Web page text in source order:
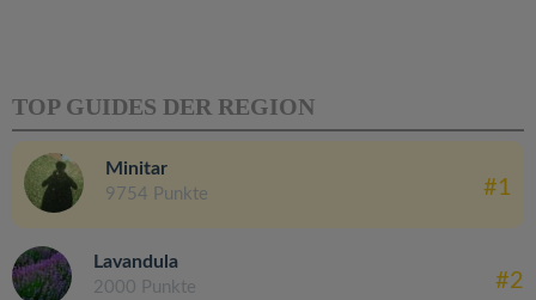
TOP GUIDES DER REGION
Minitar
9754 Punkte #1
Lavandula
2000 Punkte #2